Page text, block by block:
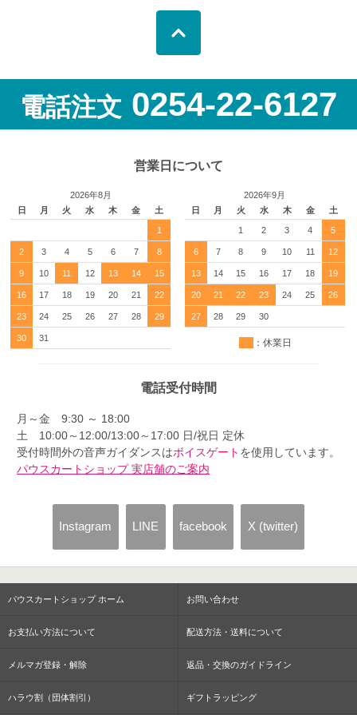
電話注文 0254-22-6127
営業日について
2026年8月
日
月 火 水 木 金 土
1
2 3 4 5 6 7 8
9 10 11 12 13 14 15
16 17 18 19 20 21 22
23 24 25 26 27 28 29
30 31
2026年9月
日
月 火 水 木 金 土
1 2 3 4 5
6 7 8 9 10 11 12
13 14 15 16 17 18 19
20 21 22 23 24 25 26
27 28 29 30
：休業日
電話受付時間
月～金 9:30 ～ 18:00
土 10:00～12:00/13:00～17:00 日/祝日 定休
受付時間外の音声ガイダンスはボイスゲート を使用しています。
パウスカートショップ 実店舗のご案内
Instagram LINE facebook X (twitter)
パウスカートショップ ホーム お問い合わせ
お支払い方法について 配送方法・送料について
メルマガ登録・解除 返品・交換のガイドライン
ハラウ割（団体割引） ギフトラッピング